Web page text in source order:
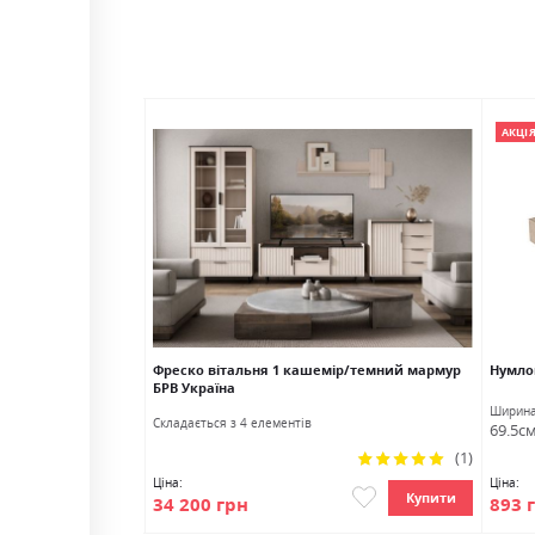
Фреско вітальня 1 кашемір/темний мармур
БРВ Україна
Cкладається з 4 елементів
Ціна:
34 200 грн
Рейтинг:
100%
(1)
Купити
АКЦІЯ
Ширина
69.5см
Ціна:
893